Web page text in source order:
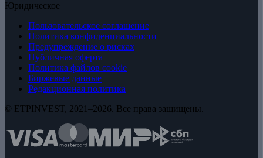
Юридическое
Пользовательское соглашение
Политика конфиденциальности
Предупреждение о рисках
Публичная оферта
Политика файлов cookie
Биржевые данные
Редакционная политика
© ETPINVEST, 2021–2026. Все права защищены.